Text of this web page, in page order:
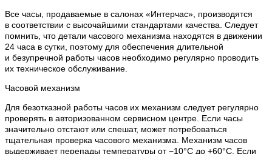
Все часы, продаваемые в салонах «Интерчас», производятся
в соответствии с высочайшими стандартами качества. Следует
помнить, что детали часового механизма находятся в движении
24 часа в сутки, поэтому для обеспечения длительной
и безупречной работы часов необходимо регулярно проводить
их техническое обслуживание.
Часовой механизм
Для безотказной работы часов их механизм следует регулярно
проверять в авторизованном сервисном центре. Если часы
значительно отстают или спешат, может потребоваться
тщательная проверка часового механизма. Механизм часов
выдерживает перепады температуры от −10°C до +60°C. Если